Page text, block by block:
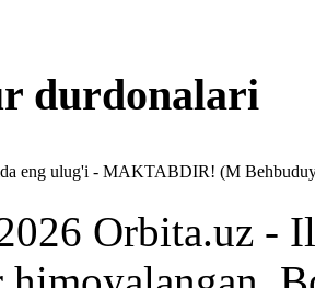
durdonalari
eng ulug'i - MAKTABDIR! (M
Orbita.uz -